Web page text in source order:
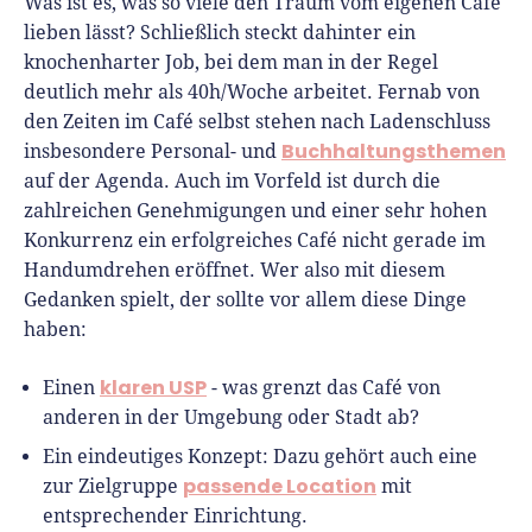
lieben lässt? Schließlich steckt dahinter ein
knochenharter Job, bei dem man in der Regel
deutlich mehr als 40h/Woche arbeitet. Fernab von
den Zeiten im Café selbst stehen nach Ladenschluss
insbesondere Personal- und Buchhaltungsthemen
auf der Agenda. Auch im Vorfeld ist durch die
zahlreichen Genehmigungen und einer sehr hohen
Konkurrenz ein erfolgreiches Café nicht gerade im
Handumdrehen eröffnet. Wer also mit diesem
Gedanken spielt, der sollte vor allem diese Dinge
haben:
Einen klaren USP - was grenzt das Café von
anderen in der Umgebung oder Stadt ab?
Ein eindeutiges Konzept: Dazu gehört auch eine
zur Zielgruppe passende Location mit
entsprechender Einrichtung.